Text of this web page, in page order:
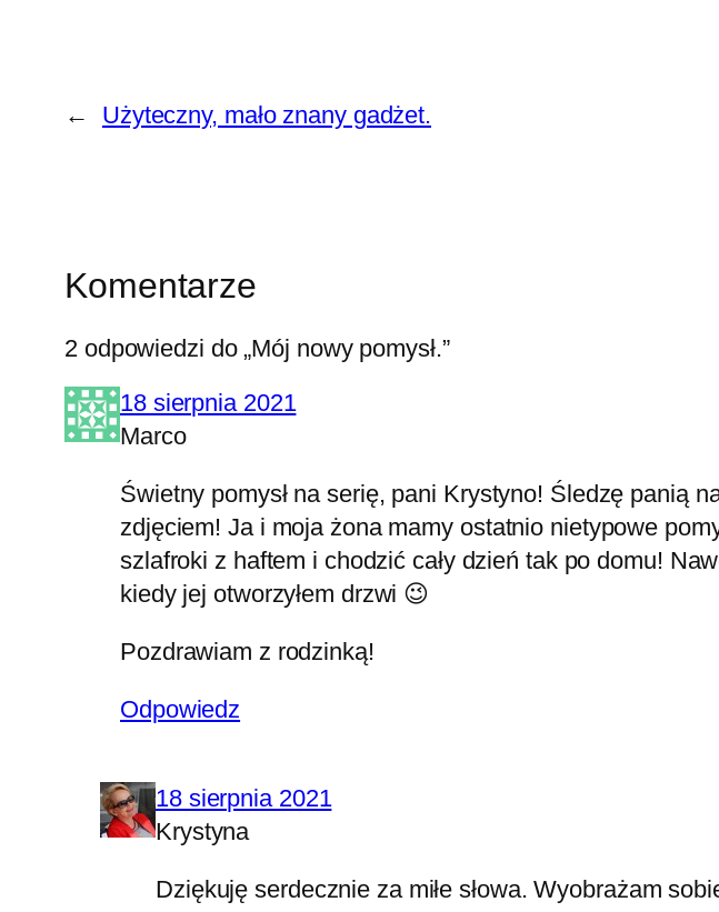
← Użyteczny, mało znany gadżet.
Komentarze
2 odpowiedzi do „Mój nowy pomysł.”
18 sierpnia 2021
Marco
Świetny pomysł na serię, pani Krystyno! Śledzę panią
zdjęciem! Ja i moja żona mamy ostatnio nietypowe
szlafroki z haftem i chodzić cały dzień tak po domu!
kiedy jej otworzyłem drzwi 😉
Pozdrawiam z rodzinką!
Odpowiedz
18 sierpnia 2021
Krystyna
Dziękuję serdecznie za miłe słowa. Wyobrażam